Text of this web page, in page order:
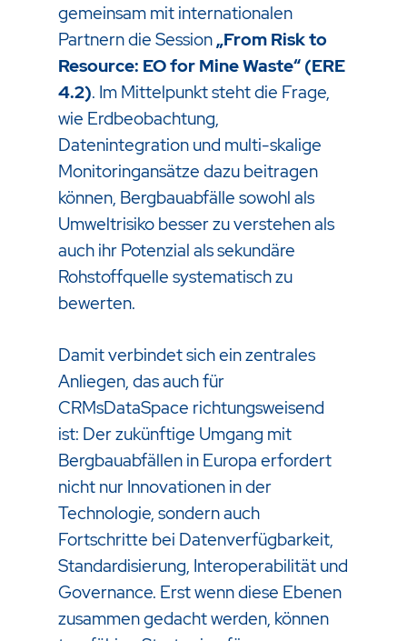
gemeinsam mit internationalen
Partnern die Session„From Risk to
Resource: EO for Mine Waste“ (ERE
4.2). Im Mittelpunkt steht die Frage,
wie Erdbeobachtung,
Datenintegration und multi-skalige
Monitoringansätze dazu beitragen
können, Bergbauabfälle sowohl als
Umweltrisiko besser zu verstehen als
auch ihr Potenzial als sekundäre
Rohstoffquelle systematisch zu
bewerten.
Damit verbindet sich ein zentrales
Anliegen, das auch für
CRMsDataSpace richtungsweisend
ist: Der zukünftige Umgang mit
Bergbauabfällen in Europa erfordert
nicht nur Innovationen in der
Technologie, sondern auch
Fortschritte bei Datenverfügbarkeit,
Standardisierung, Interoperabilität und
Governance. Erst wenn diese Ebenen
zusammen gedacht werden, können